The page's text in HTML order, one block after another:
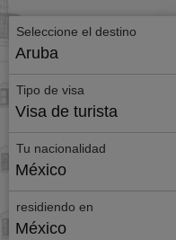
Seleccione el destino
Aruba
Tipo de visa
Visa de turista
Tu nacionalidad
México
residiendo en
México